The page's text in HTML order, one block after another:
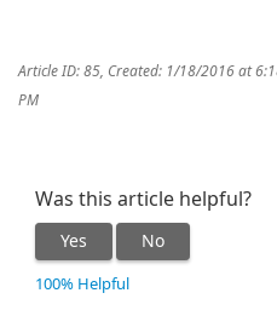
Article ID: 85, Created: 1/18/2016 at
PM
Was this article helpful?
Yes No
100% Helpful